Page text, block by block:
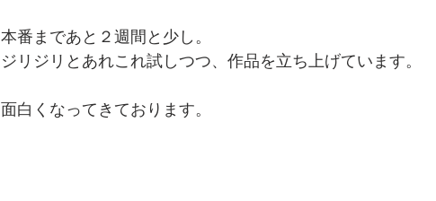
本番まであと２週間と少し。
ジリジリとあれこれ試しつつ、作品を立ち上げています。
面白くなってきております。